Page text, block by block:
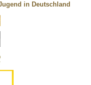
in Deutschland